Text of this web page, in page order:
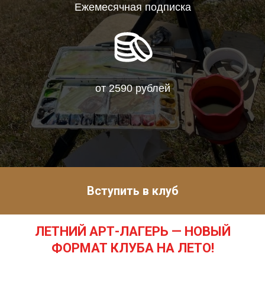
Ежемесячная подписка
от 2590 рублей
Вступить в клуб
ЛЕТНИЙ АРТ-ЛАГЕРЬ — НОВЫЙ
ФОРМАТ КЛУБА НА ЛЕТО!